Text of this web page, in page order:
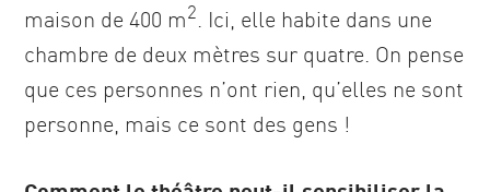
maison de 400 m2
. Ici, elle habite dans une
chambre de deux mètres sur quatre. On pense
que ces personnes n’ont rien, qu’elles ne sont
personne, mais ce sont des gens !